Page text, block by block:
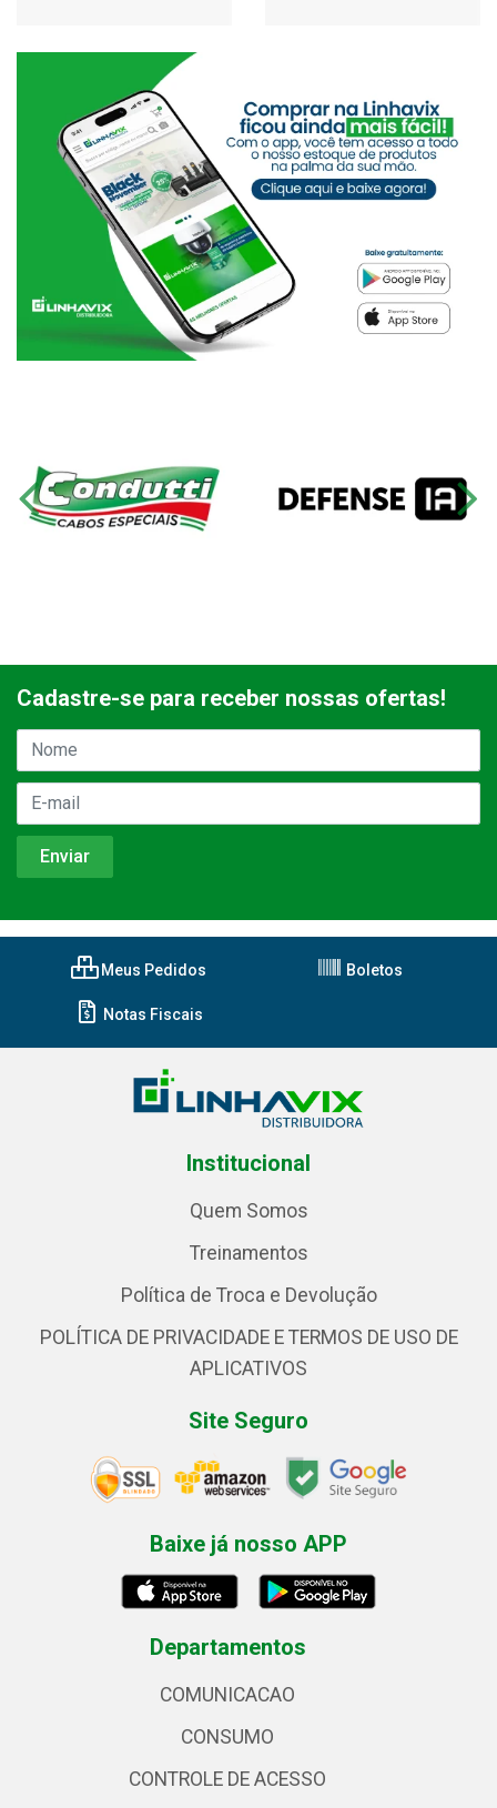
Cadastre-se para receber nossas ofertas!
Meus Pedidos Boletos
Notas Fiscais
Institucional
Quem Somos
Treinamentos
Política de Troca e Devolução
POLÍTICA DE PRIVACIDADE E TERMOS DE USO DE
APLICATIVOS
Site Seguro
Baixe já nosso APP
Departamentos
COMUNICACAO
CONSUMO
CONTROLE DE ACESSO